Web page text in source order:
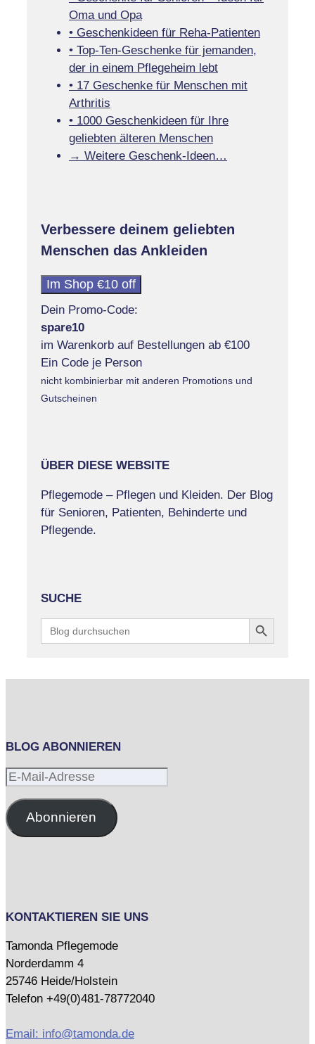
Oma und Opa
• Geschenkideen für Reha-Patienten
• Top-Ten-Geschenke für jemanden,
der in einem Pflegeheim lebt
• 17 Geschenke für Menschen mit
Arthritis
• 1000 Geschenkideen für Ihre
geliebten älteren Menschen
→ Weitere Geschenk-Ideen…
Verbessere deinem geliebten
Menschen das Ankleiden
Im Shop €10 off
Dein Promo-Code:
spare10
im Warenkorb auf Bestellungen ab €100
Ein Code je Person
nicht kombinierbar mit anderen Promotions und
Gutscheinen
ÜBER DIESE WEBSITE
Pflegemode – Pflegen und Kleiden. Der Blog
für Senioren, Patienten, Behinderte und
Pflegende.
SUCHE
Search
for:
Search Button
BLOG ABONNIEREN
E-
AdresseAbonnieren
KONTAKTIEREN SIE UNS
Tamonda Pflegemode
Norderdamm 4
25746 Heide/Holstein
Telefon +49(0)481-78772040
Email: info@tamonda.de